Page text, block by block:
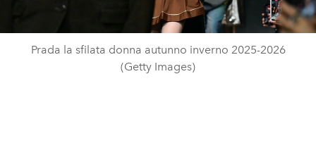
Prada la sfilata donna autunno inverno 2025-2026
(Getty Images)